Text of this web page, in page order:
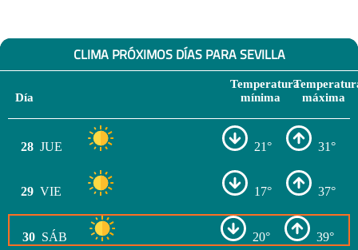
CLIMA PRÓXIMOS DÍAS PARA SEVILLA
Día
Temperatura
mínima
máxima
28 JUE 21° 31°
29 VIE 17° 37°
30 SÁB 20° 39°